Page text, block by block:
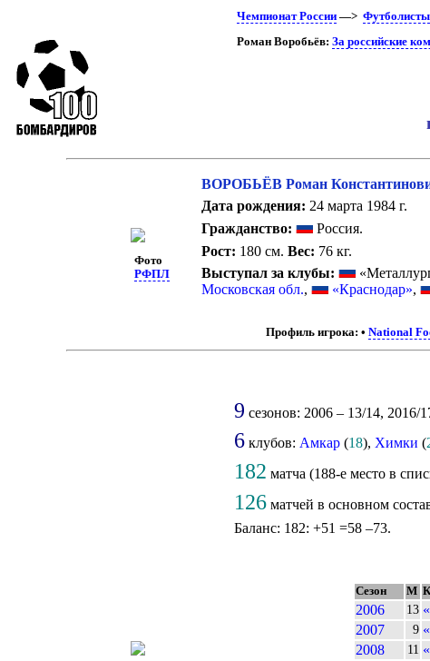
Чемпионат России—> Футболисты
Роман Воробьёв: За российские
Фото
РФПЛ
ВОРОБЬЁВ Роман
Дата рождения: 24 марта 1984 г.
Гражданство:
Россия.
Рост: 180 см.Вес: 76 кг.
Выступал за клубы:
Московская обл., «Краснодар»,
Профиль игрока: • National
9 сезонов: 2006 – 13/14, 2016/
6 клубов: Амкар (18), Химки (
182 матча (188-е место в
126 матчей в основном
Баланс: 182: +51 =58 –73.
Сезон М
2006 13
2007
9
2008
11